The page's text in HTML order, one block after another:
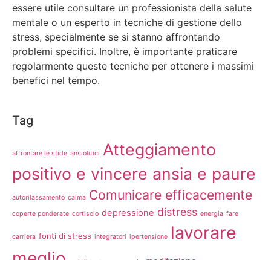
essere utile consultare un professionista della salute
mentale o un esperto in tecniche di gestione dello
stress, specialmente se si stanno affrontando
problemi specifici. Inoltre, è importante praticare
regolarmente queste tecniche per ottenere i massimi
benefici nel tempo.
Tag
affrontare le sfide ansiolitici Atteggiamento
positivo e vincere ansia e paure
autorilassamento calma Comunicare efficacemente
coperte ponderate cortisolo depressione distress energia fare
carriera fonti di stress integratori ipertensione lavorare